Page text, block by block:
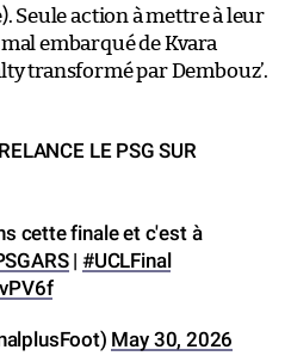
Seule action à mettre à leur
embarqué de Kvara
transformé par Dembouz’.
LE PSG SUR
cette finale et c'est à
| #UCLFinal
May 30, 2026